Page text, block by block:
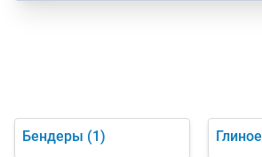
Бендеры (1) Глиное